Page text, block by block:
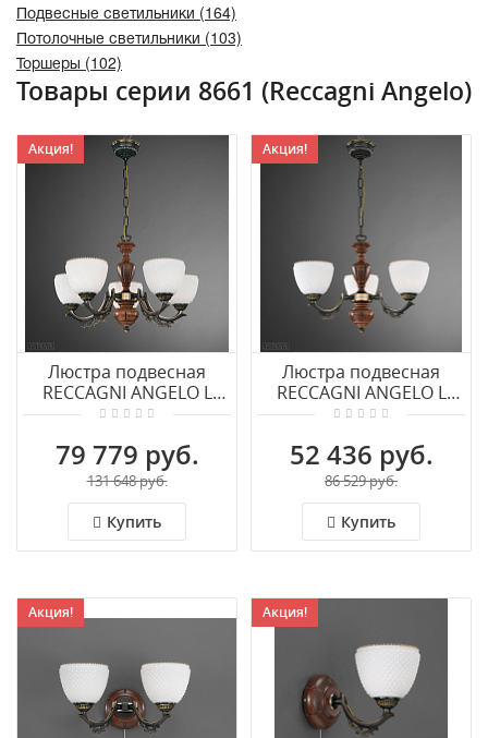
Подвесные светильники (164)
Потолочные светильники (103)
Торшеры (102)
Товары серии 8661 (Reccagni Angelo)
Акция!
Люстра подвесная
RECCAGNI ANGELO L
8661/5
79 779 руб.
131 648 руб.
Купить
Акция!
Люстра подвесная
RECCAGNI ANGELO L
8661/3
52 436 руб.
86 529 руб.
Купить
Акция! Акция!